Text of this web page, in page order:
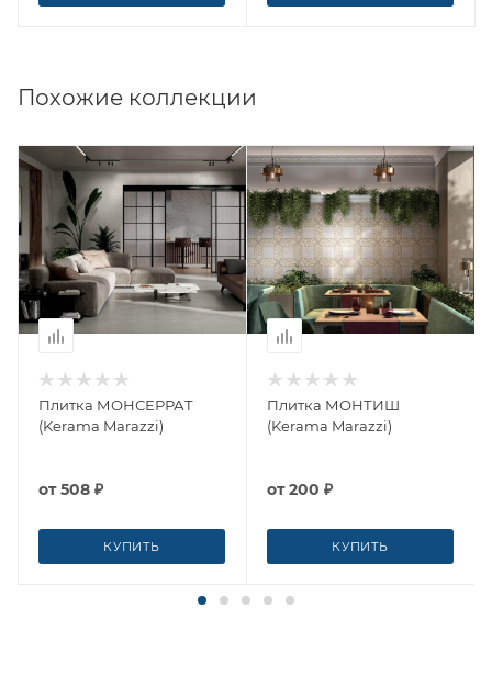
Похожие коллекции
Плитка МОНСЕРРАТ
(Kerama Marazzi)
от508 ₽
КУПИТЬ
Плитка МОНТИШ
(Kerama Marazzi)
от200 ₽
КУПИТЬ